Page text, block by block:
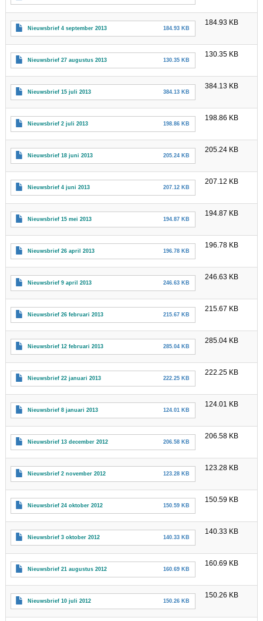
Nieuwsbrief 4 september 2013 184.93 KB
184.93 KB
Nieuwsbrief 27 augustus 2013 130.35 KB
130.35 KB
Nieuwsbrief 15 juli 2013 384.13 KB
384.13 KB
Nieuwsbrief 2 juli 2013 198.86 KB
198.86 KB
Nieuwsbrief 18 juni 2013 205.24 KB
205.24 KB
Nieuwsbrief 4 juni 2013 207.12 KB
207.12 KB
Nieuwsbrief 15 mei 2013 194.87 KB
194.87 KB
Nieuwsbrief 26 april 2013 196.78 KB
196.78 KB
Nieuwsbrief 9 april 2013 246.63 KB
246.63 KB
Nieuwsbrief 26 februari 2013 215.67 KB
215.67 KB
Nieuwsbrief 12 februari 2013 285.04 KB
285.04 KB
Nieuwsbrief 22 januari 2013 222.25 KB
222.25 KB
Nieuwsbrief 8 januari 2013 124.01 KB
124.01 KB
Nieuwsbrief 13 december 2012 206.58 KB
206.58 KB
Nieuwsbrief 2 november 2012 123.28 KB
123.28 KB
Nieuwsbrief 24 oktober 2012 150.59 KB
150.59 KB
Nieuwsbrief 3 oktober 2012 140.33 KB
140.33 KB
Nieuwsbrief 21 augustus 2012 160.69 KB
160.69 KB
Nieuwsbrief 10 juli 2012 150.26 KB
150.26 KB